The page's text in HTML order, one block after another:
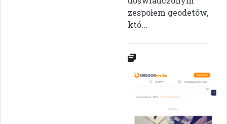
zespołem geodetów,
któ...